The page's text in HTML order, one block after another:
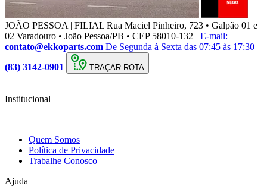
JOÃO PESSOA | FILIAL Rua Maciel Pinheiro, 723 • Galpão 01 e
02 Varadouro • João Pessoa/PB • CEP 58010-132
E-mail:
contato@ekkoparts.com De Segunda à Sexta das 07:45 às 17:30
(83) 3142-0901
TRAÇAR ROTA
Institucional
Quem Somos
Política de Privacidade
Trabalhe Conosco
Ajuda